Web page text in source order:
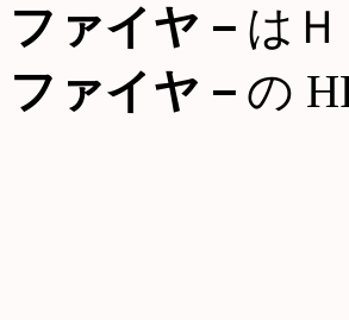
ファイヤ－ は
ファイヤ－ の